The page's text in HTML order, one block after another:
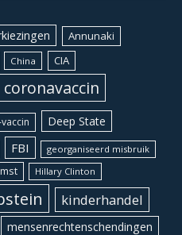
Annunaki
China CIA
coronavaccin
Deep State
FBI georganiseerd misbruik
Hillary Clinton
kinderhandel
mensenrechtenschendingen